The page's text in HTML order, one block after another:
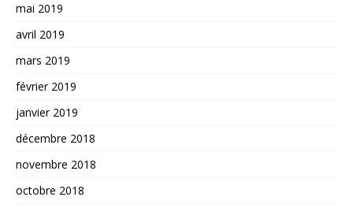
mai 2019
avril 2019
mars 2019
février 2019
janvier 2019
décembre 2018
novembre 2018
octobre 2018